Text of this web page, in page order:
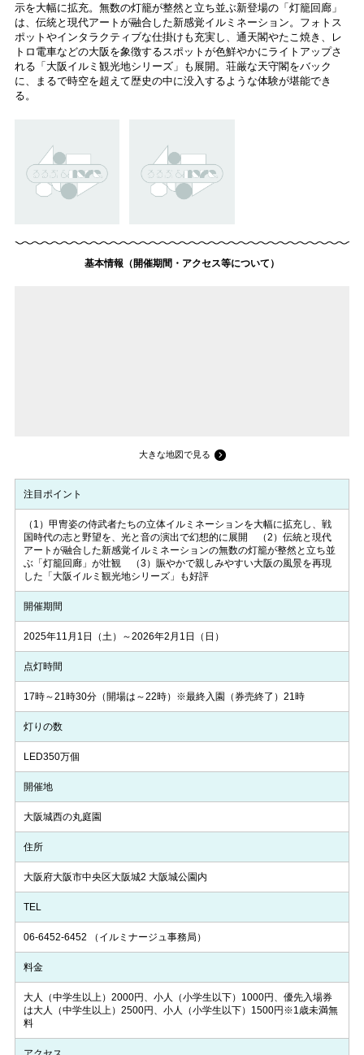
示を大幅に拡充。無数の灯籠が整然と立ち並ぶ新登場の「灯籠回廊」
は、伝統と現代アートが融合した新感覚イルミネーション。フォトス
ポットやインタラクティブな仕掛けも充実し、通天閣やたこ焼き、レ
トロ電車などの大阪を象徴するスポットが色鮮やかにライトアップさ
れる「大阪イルミ観光地シリーズ」も展開。荘厳な天守閣をバック
に、まるで時空を超えて歴史の中に没入するような体験が堪能でき
る。
基本情報（開催期間・アクセス等について）
大きな地図で見る
注目ポイント
（1）甲冑姿の侍武者たちの立体イルミネーションを大幅に拡充し、戦
国時代の志と野望を、光と音の演出で幻想的に展開 （2）伝統と現代
アートが融合した新感覚イルミネーションの無数の灯籠が整然と立ち並
ぶ「灯籠回廊」が壮観 （3）賑やかで親しみやすい大阪の風景を再現
した「大阪イルミ観光地シリーズ」も好評
開催期間
2025年11月1日（土）～2026年2月1日（日）
点灯時間
17時～21時30分（開場は～22時）※最終入園（券売終了）21時
灯りの数
LED350万個
開催地
大阪城西の丸庭園
住所
大阪府大阪市中央区大阪城2 大阪城公園内
TEL
06-6452-6452 （イルミナージュ事務局）
料金
大人（中学生以上）2000円、小人（小学生以下）1000円、優先入場券
は大人（中学生以上）2500円、小人（小学生以下）1500円※1歳未満無
料